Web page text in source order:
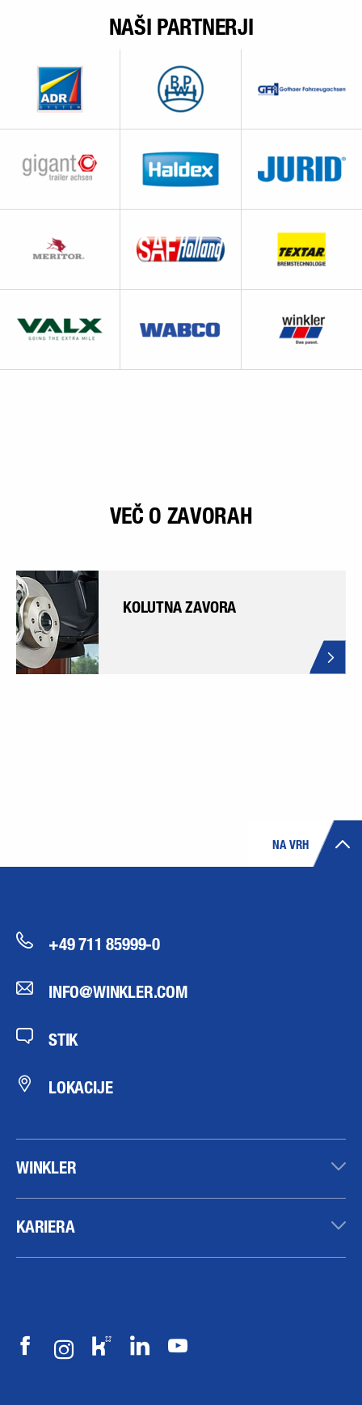
NAŠI PARTNERJI
VEČ O ZAVORAH
KOLUTNA ZAVORA
NA VRH
+49 711 85999-0
INFO@WINKLER.COM
STIK
LOKACIJE
WINKLER
KARIERA